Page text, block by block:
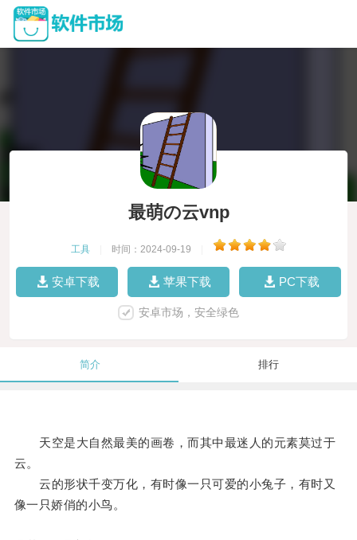
最萌の云vnp
工具 时间：2024-09-19
安卓下载 苹果下载 PC下载
安卓市场，安全绿色
简介 排行
天空是大自然最美的画卷，而其中最迷人的元素莫过于
云。
云的形状千变万化，有时像一只可爱的小兔子，有时又
像一只娇俏的小鸟。